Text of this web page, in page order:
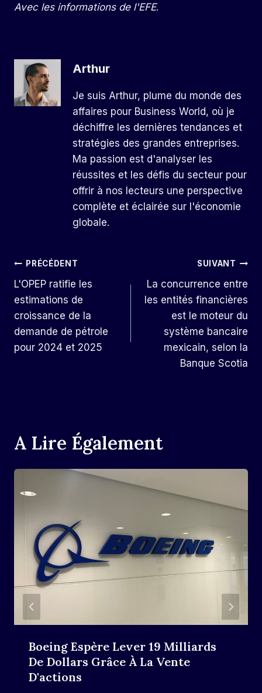
Avec les informations de l'EFE.
Arthur
Je suis Arthur, plume du monde des
affaires pour Business World, où je
déchiffre les dernières tendances et
stratégies des grandes entreprises.
Ma passion est d'analyser les
réussites et les défis du secteur pour
offrir à nos lecteurs une perspective
complète et éclairée sur l'économie
globale.
Navigation
De
L’article
PRÉCÉDENT
L'OPEP ratifie les
estimations de
croissance de la
demande de pétrole
pour 2024 et 2025
SUIVANT
La concurrence entre
les entités financières
est le moteur du
système bancaire
mexicain, selon la
Banque Scotia
A Lire Également
Boeing Espère Lever 19 Milliards
De Dollars Grâce À La Vente
D'actions